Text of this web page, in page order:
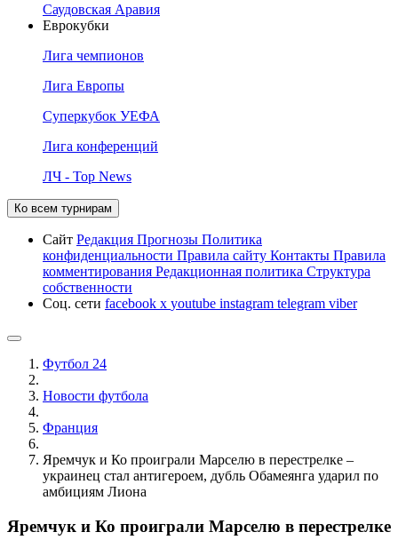
Саудовская Аравия
Еврокубки
Лига чемпионов
Лига Европы
Суперкубок УЕФА
Лига конференций
ЛЧ - Top News
Ко всем турнирам
Сайт Редакция Прогнозы Политика
конфиденциальности Правила сайту Контакты Правила
комментирования Редакционная политика Структура
собственности
Соц. сети facebook x youtube instagram telegram viber
Футбол 24
Новости футбола
Франция
Яремчук и Ко проиграли Марселю в перестрелке –
украинец стал антигероем, дубль Обамеянга ударил по
амбициям Лиона
Яремчук и Ко проиграли Марселю в перестрелке